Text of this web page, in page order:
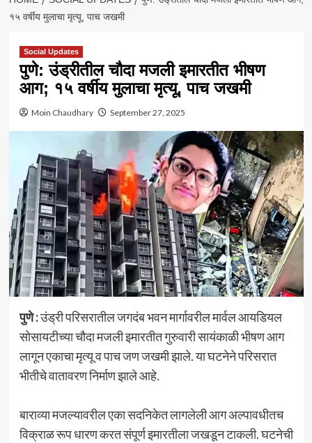
१५ वर्षीय मुलाचा मृत्यू, पाच जखमी
Social Updates
पुणे: उंड्रीतील चौदा मजली इमारतीत भीषण
आग; १५ वर्षीय मुलाचा मृत्यू, पाच जखमी
Moin Chaudhary September 27, 2025
पुणे :उंड्री परिसरातील जगदंब भवन मार्गावरील मार्वल आयडियल
सोसायटीच्या चौदा मजली इमारतीत गुरुवारी सायंकाळी भीषण आग
लागून एकाचा मृत्यू व पाच जण जखमी झाले. या घटनेने परिसरात
भीतीचे वातावरण निर्माण झाले आहे.
बाराव्या मजल्यावरील एका सदनिकेत लागलेली आग अल्पावधीतच
विक्राळ रूप धारण करत संपूर्ण इमारतीला जखडून टाकली. घटनेची